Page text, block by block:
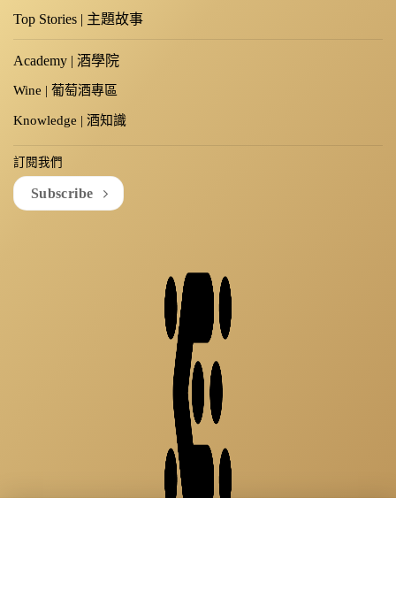
Top Stories | 主題故事
Academy | 酒學院
Wine | 葡萄酒專區
Knowledge | 酒知識
訂閱我們
Subscribe